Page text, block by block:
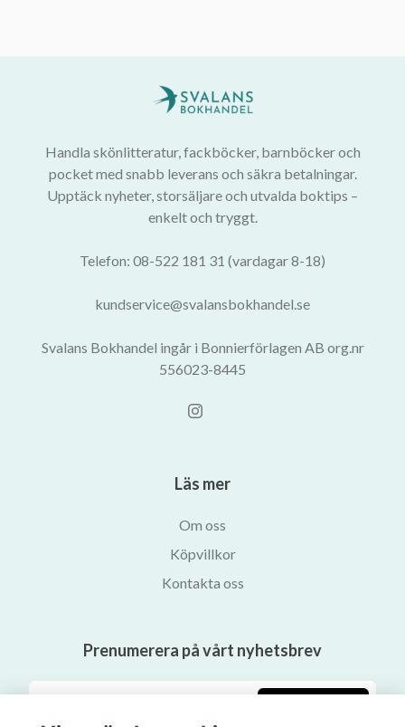
Handla skönlitteratur, fackböcker, barnböcker och
pocket med snabb leverans och säkra betalningar.
Upptäck nyheter, storsäljare och utvalda boktips –
enkelt och tryggt.
Telefon: 08-522 181 31 (vardagar 8-18)
kundservice@svalansbokhandel.se
Svalans Bokhandel ingår i Bonnierförlagen AB org.nr
556023-8445
Läs mer
Om oss
Köpvillkor
Kontakta oss
Prenumerera på vårt nyhetsbrev